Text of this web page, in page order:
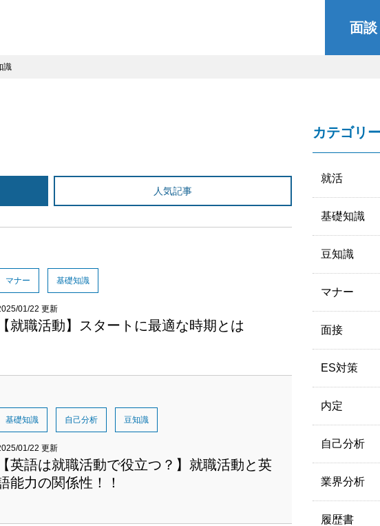
面談
識
人気記事
マナー 基礎知識
01/22 更新
就職活動】スタートに最適な時期とは
基礎知識 自己分析 豆知識
01/22 更新
英語は就職活動で役立つ？】就職活動と英
能力の関係性！！
カテゴリー
就活
基礎知識
豆知識
マナー
面接
ES対策
内定
自己分析
業界分析
履歴書